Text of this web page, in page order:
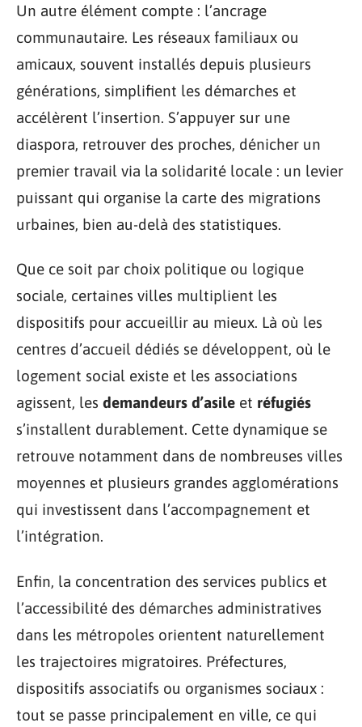
Un autre élément compte : l’ancrage
communautaire. Les réseaux familiaux ou
amicaux, souvent installés depuis plusieurs
générations, simplifient les démarches et
accélèrent l’insertion. S’appuyer sur une
diaspora, retrouver des proches, dénicher un
premier travail via la solidarité locale : un levier
puissant qui organise la carte des migrations
urbaines, bien au-delà des statistiques.
Que ce soit par choix politique ou logique
sociale, certaines villes multiplient les
dispositifs pour accueillir au mieux. Là où les
centres d’accueil dédiés se développent, où le
logement social existe et les associations
agissent, les demandeurs d’asile et réfugiés
s’installent durablement. Cette dynamique se
retrouve notamment dans de nombreuses villes
moyennes et plusieurs grandes agglomérations
qui investissent dans l’accompagnement et
l’intégration.
Enfin, la concentration des services publics et
l’accessibilité des démarches administratives
dans les métropoles orientent naturellement
les trajectoires migratoires. Préfectures,
dispositifs associatifs ou organismes sociaux :
tout se passe principalement en ville, ce qui